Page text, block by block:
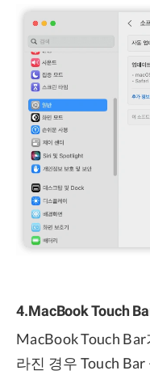
4.MacBook Touch
MacBook Touch
라진 경우 Touch